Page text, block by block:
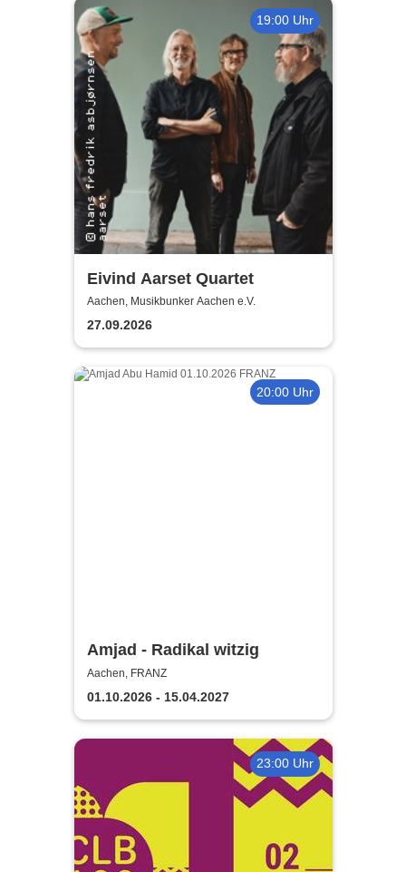
19:00 Uhr
Eivind Aarset Quartet
Aachen, Musikbunker Aachen e.V.
27.09.2026
20:00 Uhr
Amjad - Radikal witzig
Aachen, FRANZ
01.10.2026 - 15.04.2027
23:00 Uhr